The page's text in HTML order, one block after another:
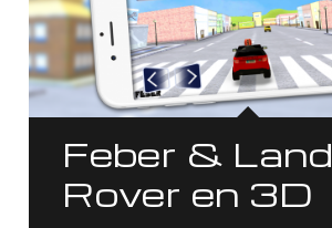
Feber & Land
Rover en 3D